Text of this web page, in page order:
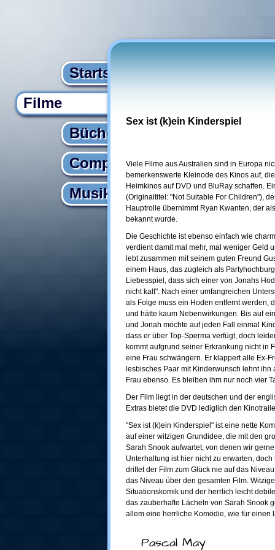
Startseite
Filme
Bücher
Computer
Musik
Sex ist (k)ein Kinderspiel
Viele Filme aus Australien sind in Europa
bemerkenswerte Kleinode des Kinos auf,
Heimkinos auf DVD und BluRay schaffen.
(Originaltitel: "Not Suitable For Children"),
Hauptrolle übernimmt Ryan Kwanten, der
bekannt wurde.
Die Geschichte ist ebenso einfach wie
verdient damit mal mehr, mal weniger Geld
lebt zusammen mit seinem guten Freund
einem Haus, das zugleich als
Liebesspiel, dass sich einer von Jonahs
nicht kalt". Nach einer umfangreichen
als Folge muss ein Hoden entfernt werden,
und hätte kaum Nebenwirkungen. Bis auf
und Jonah möchte auf jeden Fall einmal
dass er über Top-Sperma verfügt, doch
kommt aufgrund seiner Erkrankung nicht in
eine Frau schwängern. Er klappert alle Ex-
lesbisches Paar mit Kinderwunsch lehnt
Frau ebenso. Es bleiben ihm nur noch vier
Der Film liegt in der deutschen und der
Extras bietet die DVD lediglich den
"Sex ist (k)ein Kinderspiel" ist eine nette
auf einer witzigen Grundidee, die mit den
Sarah Snook aufwartet, von denen wir
Unterhaltung ist hier nicht zu erwarten,
driftet der Film zum Glück nie auf das
das Niveau über den gesamten Film.
Situationskomik und der herrlich leicht
das zauberhafte Lächeln von Sarah Snook
allem eine herrliche Komödie, wie für einen
Pascal May